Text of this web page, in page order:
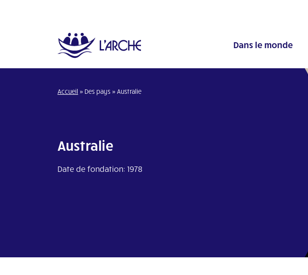
Dans le monde
Accueil » Des pays » Australie
Australie
Date de fondation: 1978